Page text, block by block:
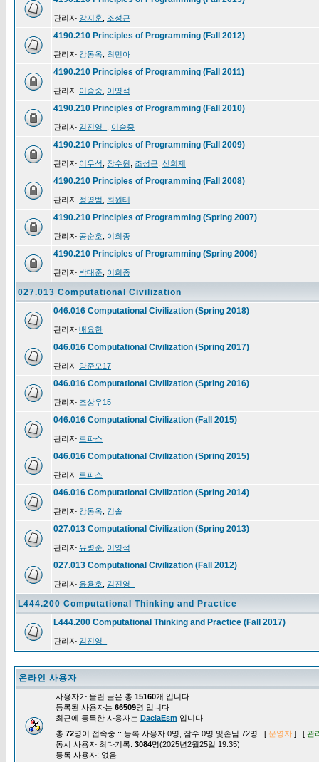
관리자 강지훈 조성근
4190.210 Principles of Programming (Fall 2012)
관리자 강동옥 최민아
4190.210 Principles of Programming (Fall 2011)
관리자 이승중 이영석
4190.210 Principles of Programming (Fall 2010)
관리자 김진영_ 이승중
4190.210 Principles of Programming (Fall 2009)
관리자 이우석 장수원 조성근 신희제
4190.210 Principles of Programming (Fall 2008)
관리자 정영범 최원태
4190.210 Principles of Programming (Spring 2007)
관리자 공순호 이희종
4190.210 Principles of Programming (Spring 2006)
관리자 박대준 이희종
027.013 Computational Civilization
046.016 Computational Civilization (Spring 2018)
관리자 배요한
046.016 Computational Civilization (Spring 2017)
관리자 양준모17
046.016 Computational Civilization (Spring 2016)
관리자 조상우15
046.016 Computational Civilization (Fall 2015)
관리자 로파스
046.016 Computational Civilization (Spring 2015)
관리자 로파스
046.016 Computational Civilization (Spring 2014)
관리자 강동옥 김솔
027.013 Computational Civilization (Spring 2013)
관리자 유병준 이영석
027.013 Computational Civilization (Fall 2012)
관리자 윤용호 김진영_
L444.200 Computational Thinking and Practice
L444.200 Computational Thinking and Practice (Fall 2017)
관리자 김진영_
온라인 사용자
사용자가 올린 글은 총 15160개 입니다
등록된 사용자는 66509명 입니다
최근에 등록한 사용자는 DaciaEsm 입니다
총 72명이 접속중 :: 등록 사용자 0명, 잠수 0명 및손님 72명 [ 운영자 ] [ 관
동시 사용자 최다기록: 3084명(2025년2월25일 19:35)
등록 사용자: 없음